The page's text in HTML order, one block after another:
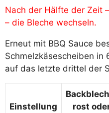
Nach der Hälfte der Zeit
– die Bleche wechseln.
Erneut mit BBQ Sauce
Schmelzkäsescheiben in
auf das letzte drittel der
Einstellung
rost